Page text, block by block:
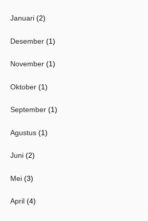
Januari (2)
Desember (1)
November (1)
Oktober (1)
September (1)
Agustus (1)
Juni (2)
Mei (3)
April (4)